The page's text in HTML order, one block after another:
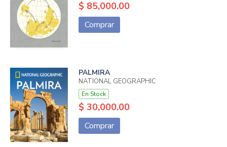
$ 85,000.00
Comprar
PALMIRA
NATIONAL GEOGRAPHIC
En Stock
$ 30,000.00
Comprar